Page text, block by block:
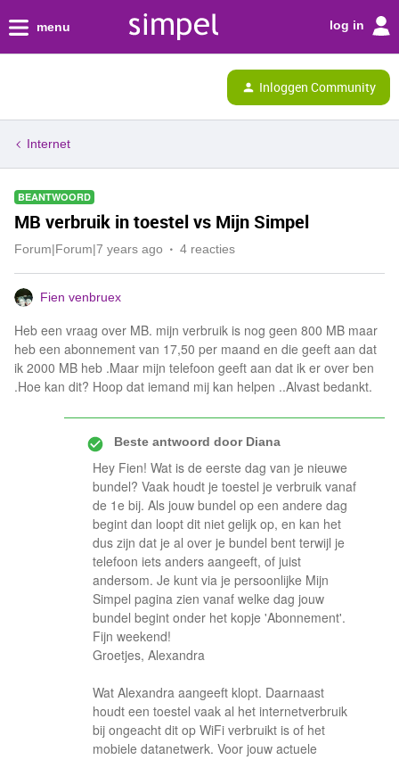
menu log in
Inloggen Community
Internet
BEANTWOORD
MB verbruik in toestel vs Mijn Simpel
Forum|Forum|7 years ago 4 reacties
Fien venbruex
Heb een vraag over MB. mijn verbruik is nog geen 800 MB maar
heb een abonnement van 17,50 per maand en die geeft aan dat
ik 2000 MB heb .Maar mijn telefoon geeft aan dat ik er over ben
.Hoe kan dit? Hoop dat iemand mij kan helpen ..Alvast bedankt.
Beste antwoord doorDiana
Hey Fien! Wat is de eerste dag van je nieuwe
bundel? Vaak houdt je toestel je verbruik vanaf
de 1e bij. Als jouw bundel op een andere dag
begint dan loopt dit niet gelijk op, en kan het
dus zijn dat je al over je bundel bent terwijl je
telefoon iets anders aangeeft, of juist
andersom. Je kunt via je persoonlijke Mijn
Simpel pagina zien vanaf welke dag jouw
bundel begint onder het kopje 'Abonnement'.
Fijn weekend!
Groetjes, Alexandra
Wat Alexandra aangeeft klopt. Daarnaast
houdt een toestel vaak al het internetverbruik
bij ongeacht dit op WiFi verbruikt is of het
mobiele datanetwerk. Voor jouw actuele